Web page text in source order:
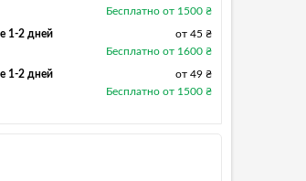
Бесплатно от 1500 ₴
1-2 дней
от 45 ₴
Бесплатно от 1600 ₴
1-2 дней
от 49 ₴
Бесплатно от 1500 ₴